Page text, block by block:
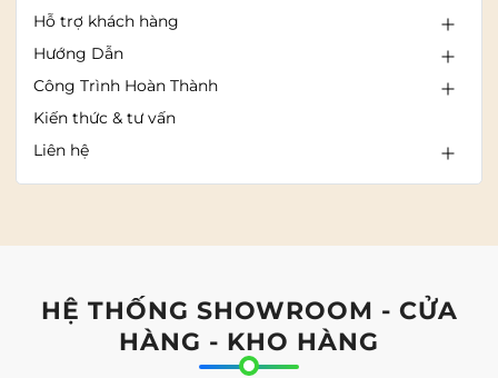
Hỗ trợ khách hàng
Hướng Dẫn
Công Trình Hoàn Thành
Kiến thức & tư vấn
Liên hệ
HỆ THỐNG SHOWROOM - CỬA
HÀNG - KHO HÀNG